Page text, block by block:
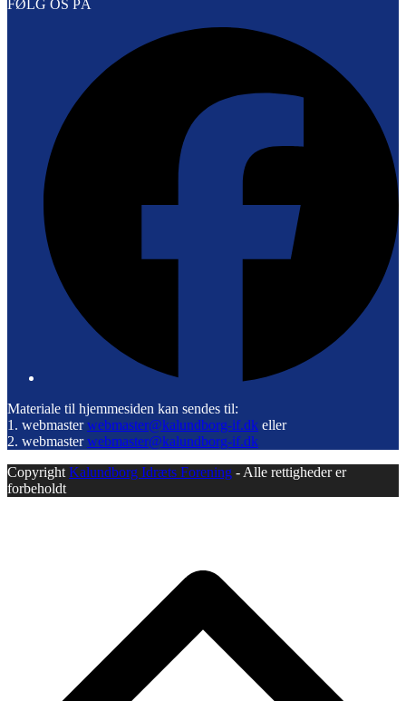
FØLG OS PÅ
Materiale til hjemmesiden kan sendes til:
1. webmasterwebmaster@kalundborg-if.dk eller
2. webmasterwebmaster@kalundborg-if.dk
Copyright Kalundborg Idræts Forening - Alle rettigheder er
forbeholdt